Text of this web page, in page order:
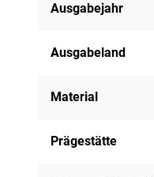
Ausgabejahr
Ausgabeland
Material
Prägestätte